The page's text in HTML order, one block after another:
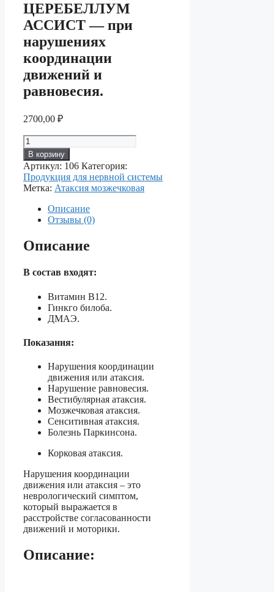
ЦЕРЕБЕЛЛУМ
АССИСТ — при
нарушениях
координации
движений и
равновесия.
2700,00 ₽
Количество
товара
ЦЕРЕБЕЛЛУМ
АССИСТ
—
при
нарушениях
координации
движений
и
равновесия.
В корзину
Артикул: 106 Категория:
Продукция для нервной системы
Метка: Атаксия мозжечковая
Описание
Отзывы (0)
Описание
В состав входят:
Витамин В12.
Гинкго билоба.
ДМАЭ.
Показания:
Нарушения координации
движения или атаксия.
Нарушение равновесия.
Вестибулярная атаксия.
Мозжечковая атаксия.
Сенситивная атаксия.
Болезнь Паркинсона.
Корковая атаксия.
Нарушения координации
движения или атаксия – это
неврологический симптом,
который выражается в
расстройстве согласованности
движений и моторики.
Описание: